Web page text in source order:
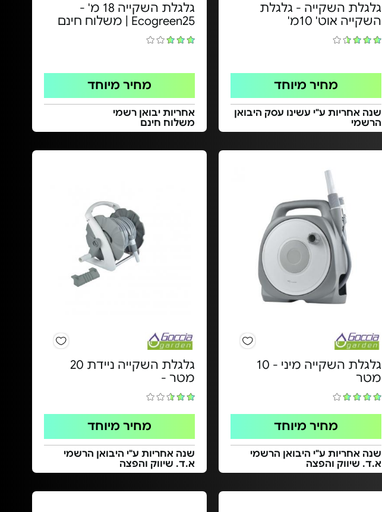
גלגלת השקייה - גלגלת
השקייה אוט' 10מ'
מחיר מיוחד
שנה אחריות ע"י עשינו עסק היבואן
הרשמי
גלגלת השקייה 18 מ' -
Ecogreen25 | משלוח חינם
מחיר מיוחד
אחריות יבואן רשמי
משלוח חינם
גלגלת השקייה מיני - 10
מטר
מחיר מיוחד
שנה אחריות ע"י היבואן הרשמי
א.ד. שיווק והפצה
גלגלת השקייה ניידת 20
מטר -
מחיר מיוחד
שנה אחריות ע"י היבואן הרשמי
א.ד. שיווק והפצה